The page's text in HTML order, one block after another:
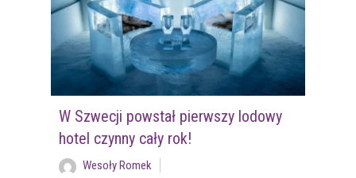
W Szwecji powstał pierwszy lodowy
hotel czynny cały rok!
Wesoły Romek